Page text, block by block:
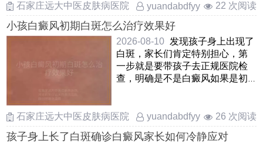
石家庄远大中医皮肤病医院
yuandabdfyy 22 次阅读
小孩白癜风初期白斑怎么治疗效果好
2026-08-10 发现孩子身上出现了
白斑，家长们肯定特别担心，第
一步就是要带孩子去正规医院检
查，明确是不是白癜风如果是初
石家庄远大中医皮肤病医院
yuandabdfyy 26 次阅读
孩子身上长了白斑确诊白癜风家长如何冷静应对